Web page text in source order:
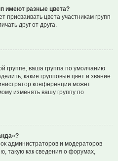
имеют разные цвета?
цвета участникам групп
друг от друга.
группе, ваша группа по умолчанию
какие групповые цвет и звание
конференции может
изменять вашу группу по
администраторов и модераторов
такую как сведения о форумах,